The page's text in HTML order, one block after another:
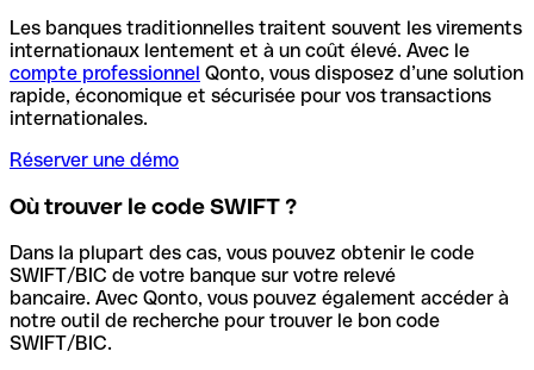
Les banques traditionnelles traitent souvent les virements
internationaux lentement et à un coût élevé. Avec le
compte professionnel Qonto, vous disposez d’une solution
rapide, économique et sécurisée pour vos transactions
internationales.
Réserver une démo
Où trouver le code SWIFT ?
Dans la plupart des cas, vous pouvez obtenir le code
SWIFT/BIC de votre banque sur votre relevé
bancaire. Avec Qonto, vous pouvez également accéder à
notre outil de recherche pour trouver le bon code
SWIFT/BIC.